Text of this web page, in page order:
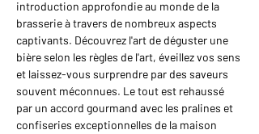
introduction approfondie au monde de la
brasserie à travers de nombreux aspects
captivants. Découvrez l'art de déguster une
bière selon les règles de l'art, éveillez vos sens
et laissez-vous surprendre par des saveurs
souvent méconnues. Le tout est rehaussé
par un accord gourmand avec les pralines et
confiseries exceptionnelles de la maison